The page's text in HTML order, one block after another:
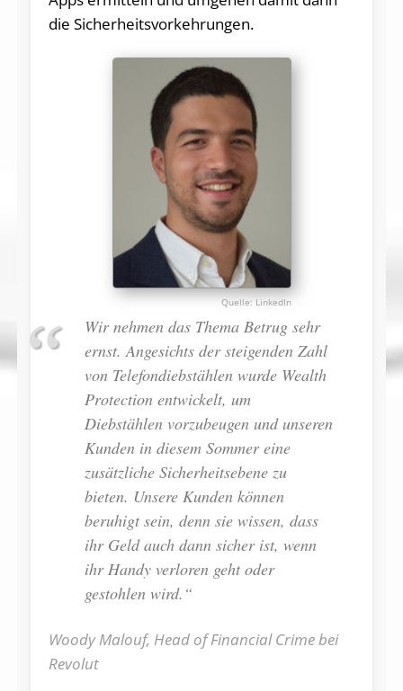
die Sicherheitsvorkehrungen.
LinkedIn
Wir nehmen das Thema Betrug sehr
ernst. Angesichts der steigenden Zahl
von Telefondiebstählen wurde Wealth
Protection entwickelt, um
Diebstählen vorzubeugen und unseren
Kunden in diesem Sommer eine
zusätzliche Sicherheitsebene zu
bieten. Unsere Kunden können
beruhigt sein, denn sie wissen, dass
ihr Geld auch dann sicher ist, wenn
ihr Handy verloren geht oder
gestohlen wird.“
Woody Malouf, Head of Financial Crime bei
Revolut